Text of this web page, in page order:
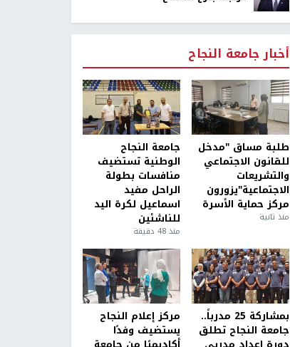
أخبار جامعة النجاح
طلبة مساق "مدخل
للقانون الاجتماعي
والتشريعات
الاجتماعية"يزورون
مركز حماية الأسرة
منذ ثانية
جامعة النجاح
الوطنية تستضيف
منافسات بطولة
الراحل مفيد
اسماعيل لكرة اليد
للناشئين
منذ 48 دقيقة
بمشاركة 25 مدرباً..
جامعة النجاح تطلق
مركز إعلام النجاح
يستضيف وفدًا